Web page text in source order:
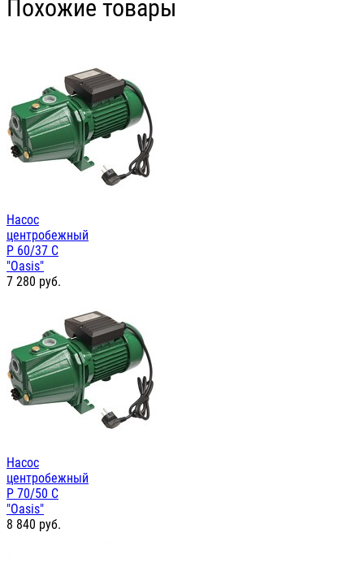
Похожие товары
Насос
центробежный
P 60/37 C
"Oasis"
7 280 руб.
Насос
центробежный
P 70/50 C
"Oasis"
8 840 руб.